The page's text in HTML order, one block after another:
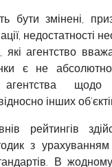
бути змінені,
недостатності
агентство
є не
агентства щодо
інших
рейтингів
з
В